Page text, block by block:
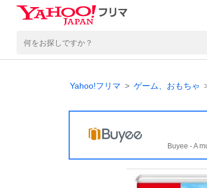
Yahoo!フリマ ゲーム、おもちゃ
Buyee - A